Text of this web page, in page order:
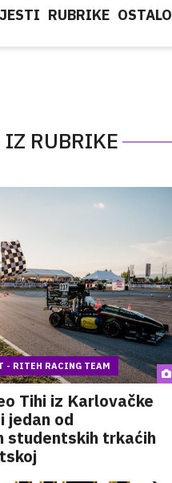
RUBRIKE OSTALO
IZ RUBRIKE
- RITEH RACING TEAM
Tihi iz Karlovačke
jedan od
studentskih trkaćih